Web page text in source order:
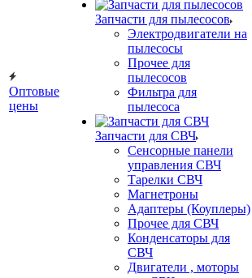
Оптовые
цены
Запчасти для пылесосов
Электродвигатели на
пылесосы
Прочее для
пылесосов
Фильтра для
пылесоса
Запчасти для СВЧ
Сенсорные панели
управления СВЧ
Тарелки СВЧ
Магнетроны
Адаптеры (Коуплеры)
Прочее для СВЧ
Конденсаторы для
СВЧ
Двигатели , моторы